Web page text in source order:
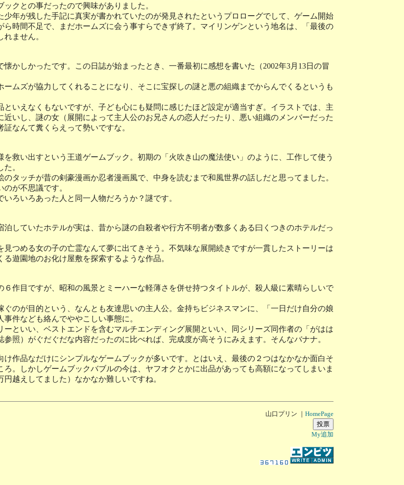
クとの事だったので興味がありました。
年が残した手記に真実が書かれていたのが発見されたというプロローグでして、ゲーム開始
時間不足で、まだホームズに会う事すらできず終了。マイリンゲンという地名は、「最後の
ません。
かしかったです。この日誌が始まったとき、一番最初に感想を書いた（2002年3月13日の冒
ムズが協力してくれることになり、そこに宝探しの謎と悪の組織までからんでくるというも
いえなくもないですが、子ども心にも疑問に感じたほど設定が適当すぎ。イラストでは、主
いし、謎の女（展開によって主人公のお兄さんの恋人だったり、悪い組織のメンバーだった
なんて糞くらえって勢いですな。
救い出すという王道ゲームブック。初期の「火吹き山の魔法使い」のように、工作して使う
。
タッチが昔の剣豪漫画か忍者漫画風で、中身を読むまで和風世界の話しだと思ってました。
が不思議です。
ろいろあった人と同一人物だろうか？謎です。
していたホテルが実は、昔から謎の自殺者や行方不明者が数多くある曰くつきのホテルだっ
つめる女の子の亡霊なんて夢に出てきそう。不気味な展開続きですが一貫したストーリーは
遊園地のお化け屋敷を探索するような作品。
作目ですが、昭和の風景とミーハーな軽薄さを併せ持つタイトルが、殺人級に素晴らしいで
のが目的という、なんとも友達思いの主人公。金持ちビジネスマンに、「一日だけ自分の娘
件なども絡んでややこしい事態に。
といい、ベストエンドを含むマルチエンディング展開といい、同シリーズ同作者の「がはは
参照）がぐだぐだな内容だったのに比べれば、完成度が高そうにみえます。そんなバナナ。
作品なだけにシンプルなゲームブックが多いです。とはいえ、最後の２つはなかなか面白そ
。しかしゲームブックバブルの今は、ヤフオクとかに出品があっても高額になってしまいま
越えしてました）なかなか難しいですね。
山口プリン ｜ HomePage
My追加